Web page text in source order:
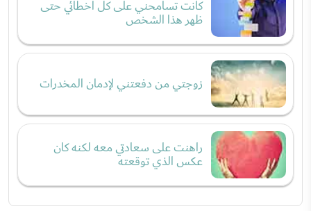
كانت تسامحني على كل اخطائي حتى
ظهر هذا الشخص
زوجتي من دفعتني لإدمان المخدرات
راهنت على سعادتي معه لكنه كان
عكس الذي توقعته